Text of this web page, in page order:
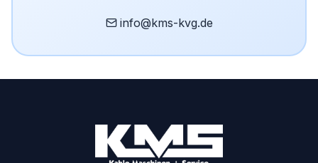
info@kms-kvg.de